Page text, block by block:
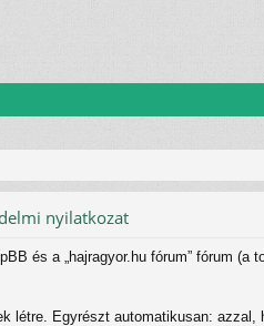
nyilatkozat
és a „hajragyor.hu fórum” fórum (a
létre. Egyrészt automatikusan: